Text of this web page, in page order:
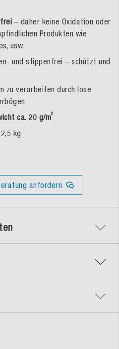
– daher keine Oxidation oder
Produkten wie
usw.
und stippenfrei – schützt und
zu verarbeiten durch lose
ca. 20 g/m²
kg
anfordern